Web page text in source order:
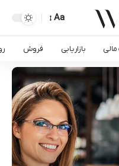
Aa
بازاریابی فروش